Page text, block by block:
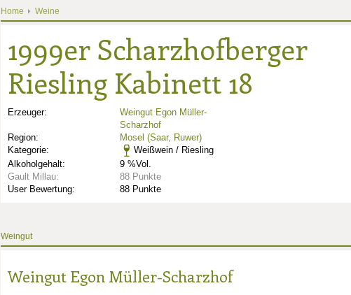
Home Weine
1999er Scharzhofberger
Riesling Kabinett 18
Erzeuger:
Weingut Egon Müller-
Scharzhof
Region:
Mosel (Saar, Ruwer)
Kategorie:
Weißwein / Riesling
Alkoholgehalt:
9 %Vol.
Gault Millau:
88 Punkte
User Bewertung:
88 Punkte
Weingut
Weingut Egon Müller-Scharzhof